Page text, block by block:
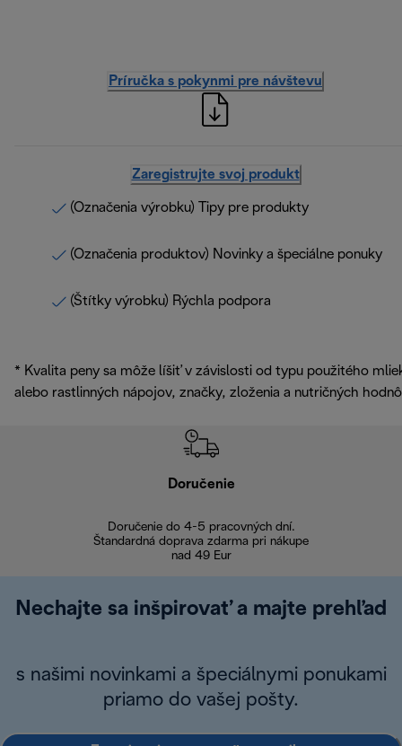
Príručka s pokynmi pre návštevu
Zaregistrujte svoj produkt
(Označenia výrobku) Tipy pre produkty
(Označenia produktov) Novinky a špeciálne ponuky
(Štítky výrobku) Rýchla podpora
* Kvalita peny sa môže líšiť v závislosti od typu použitého
alebo rastlinných nápojov, značky, zloženia a nutričných
Doručenie
Doručenie do 4-5 pracovných dní.
Štandardná doprava zdarma pri nákupe
nad 49 Eur
Nechajte sa inšpirovať a majte prehľad
s našimi novinkami a špeciálnymi ponukami
priamo do vašej pošty.